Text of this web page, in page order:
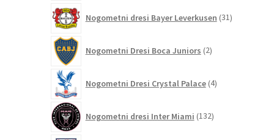
Nogometni dresi Bayer Leverkusen 31izdelkov
Nogometni Dresi Boca Juniors 2izdelka
Nogometni Dresi Crystal Palace 4izdelki
Nogometni dresi Inter Miami 132izdelkov